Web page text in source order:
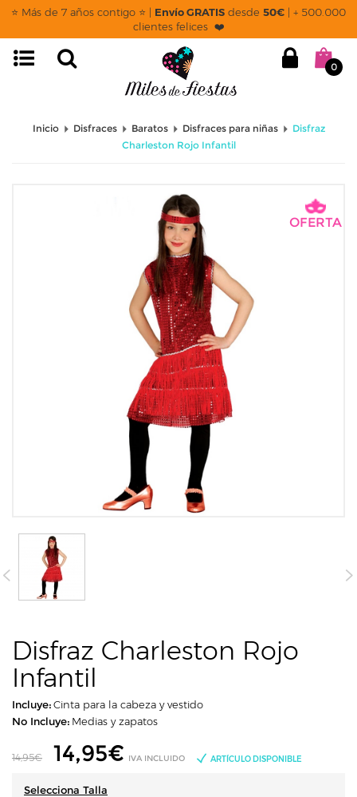
⭐ Más de 7 años contigo ⭐ | Envío GRATIS desde 50€ | + 500.000
clientes felices ❤️
0
Inicio Disfraces Baratos Disfraces para niñas
Disfraz
Charleston Rojo Infantil
OFERTA
Disfraz Charleston Rojo
Infantil
Incluye:Cinta para la cabeza y vestido
No Incluye: Medias y zapatos
14,95€ 14,95€ IVA INCLUIDO ARTÍCULO DISPONIBLE
Selecciona Talla